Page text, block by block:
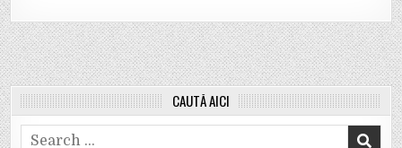
CAUTĂ AICI
Search